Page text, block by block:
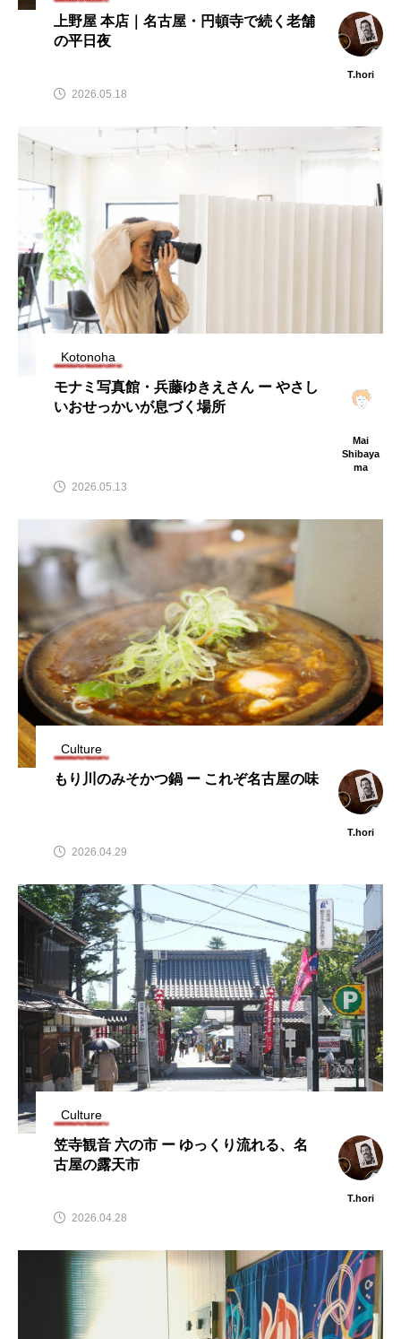
北区 千種区 南区 名古屋めし
居酒屋 昭和区
熱田区 球場 瑞穂区 笠寺
純喫茶
金山 銭湯 駄菓子屋
上野屋 本店｜名古屋・円頓寺で続く老舗
の平日夜
T.hori
2026.05.18
Kotonoha
モナミ写真館・兵藤ゆきえさん ー やさし
いおせっかいが息づく場所
Mai
Shibaya
ma
2026.05.13
Culture
もり川のみそかつ鍋 ー これぞ名古屋の味
T.hori
2026.04.29
Culture
笠寺観音 六の市 ー ゆっくり流れる、名
古屋の露天市
T.hori
2026.04.28